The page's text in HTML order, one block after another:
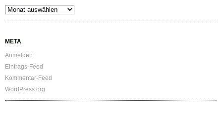
Archiv
META
Anmelden
Eintrags-Feed
Kommentar-Feed
WordPress.org